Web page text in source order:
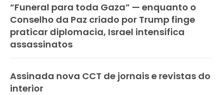
“Funeral para toda Gaza” — enquanto o
Conselho da Paz criado por Trump finge
praticar diplomacia, Israel intensifica
assassinatos
Assinada nova CCT de jornais e revistas do
interior